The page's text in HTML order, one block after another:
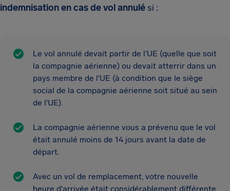
indemnisation en cas de vol annulési :
Le vol annulé devait partir de l'UE (quelle que soit
la compagnie aérienne) ou devait atterrir dans un
pays membre de l'UE (à condition que le siège
social de la compagnie aérienne soit situé au sein
de l'UE).
La compagnie aérienne vous a prévenu que le vol
était annulé moins de 14 jours avant la date de
départ.
Avec un vol de remplacement, votre nouvelle
heure d'arrivée était considérablement différente